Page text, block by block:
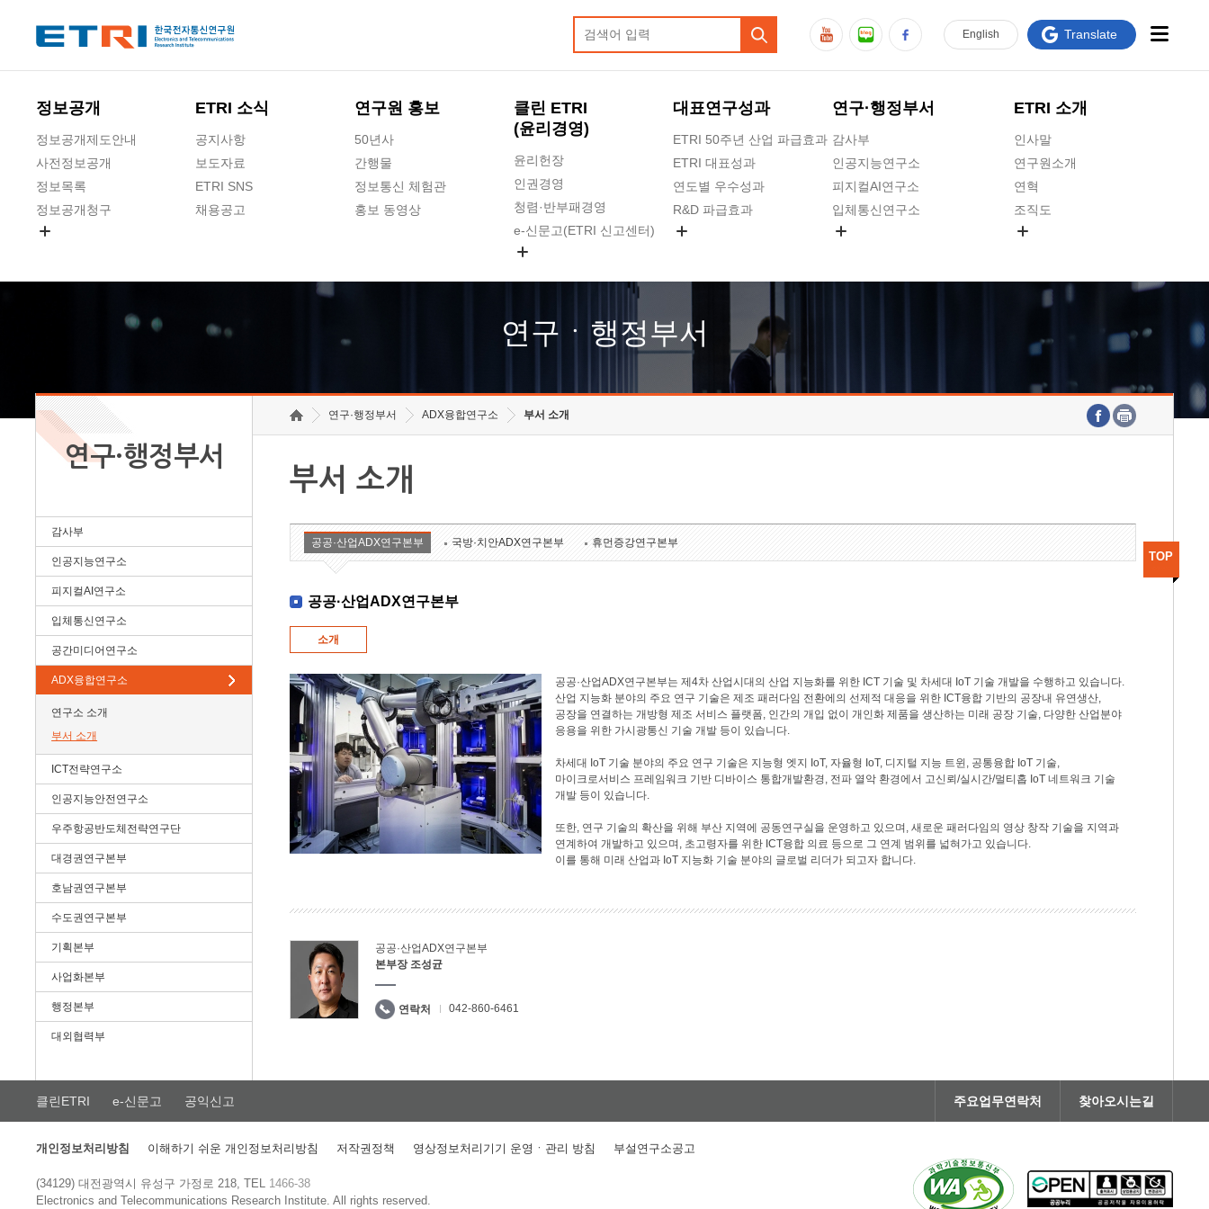
정보공개
정보공개제도안내
사전정보공개
정보목록
정보공개청구
ETRI 소식
공지사항
보도자료
ETRI SNS
채용공고
연구원 홍보
50년사
간행물
정보통신 체험관
홍보 동영상
클린 ETRI
(윤리경영)
윤리헌장
인권경영
청렴·반부패경영
e-신문고(ETRI 신고센터)
고객의소리
수의계약 현황
대표연구성과
ETRI 50주년 산업 파급효과
ETRI 대표성과
연도별 우수성과
R&D 파급효과
연구·행정부서
감사부
인공지능연구소
피지컬AI연구소
입체통신연구소
호남권연구본부
기획본부
ETRI 소개
인사말
연구원소개
연혁
조직도
연구원 고객헌장
주요업무연락처
English Translate
연구ㆍ행정부서
연구·행정부서
감사부
인공지능연구소
피지컬AI연구소
입체통신연구소
공간미디어연구소
ADX융합연구소
연구소 소개
부서 소개
ICT전략연구소
인공지능안전연구소
우주항공반도체전략연구단
대경권연구본부
호남권연구본부
수도권연구본부
기획본부
사업화본부
행정본부
대외협력부
연구·행정부서 ADX융합연구소 부서 소개
부서 소개
공공·산업ADX연구본부 국방·치안ADX연구본부 휴먼증강연구본부
공공·산업ADX연구본부
소개
공공·산업ADX연구본부는 제4차 산업시대의 산업 지능화를 위한 ICT 기술 및 차세대 IoT 기술 개발을 수행하고 있습니다.
산업 지능화 분야의 주요 연구 기술은 제조 패러다임 전환에의 선제적 대응을 위한 ICT융합 기반의 공장내 유연생산,
공장을 연결하는 개방형 제조 서비스 플랫폼, 인간의 개입 없이 개인화 제품을 생산하는 미래 공장 기술, 다양한 산업분야
응용을 위한 가시광통신 기술 개발 등이 있습니다.
차세대 IoT 기술 분야의 주요 연구 기술은 지능형 엣지 IoT, 자율형 IoT, 디지털 지능 트윈, 공통융합 IoT 기술,
마이크로서비스 프레임워크 기반 디바이스 통합개발환경, 전파 열악 환경에서 고신뢰/실시간/멀티홉 IoT 네트워크 기술
개발 등이 있습니다.
또한, 연구 기술의 확산을 위해 부산 지역에 공동연구실을 운영하고 있으며, 새로운 패러다임의 영상 창작 기술을 지역과
연계하여 개발하고 있으며, 초고령자를 위한 ICT융합 의료 등으로 그 연계 범위를 넓혀가고 있습니다.
이를 통해 미래 산업과 IoT 지능화 기술 분야의 글로벌 리더가 되고자 합니다.
공공·산업ADX연구본부
본부장 조성균
연락처 042-860-6461
TOP
클린ETRI e-신문고 공익신고 주요업무연락처 찾아오시는길
개인정보처리방침 이해하기 쉬운 개인정보처리방침 저작권정책 영상정보처리기기 운영ㆍ관리 방침 부설연구소공고
(34129) 대전광역시 유성구 가정로 218, TEL 1466-38
Electronics and Telecommunications Research Institute.All rights reserved.